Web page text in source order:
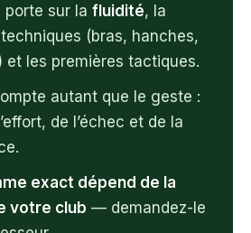
porte sur la fluidité, la
(bras, hanches,
et les premières tactiques.
autant que le geste :
de l’échec et de la
exact dépend de la
votre club — demandez-le